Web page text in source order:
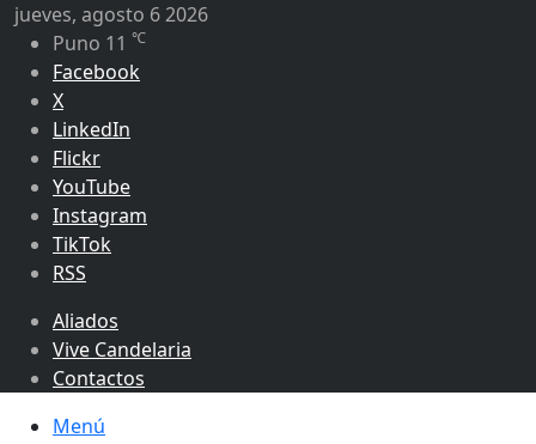
jueves, agosto 6 2026
Puno 11 ℃
Facebook
X
LinkedIn
Flickr
YouTube
Instagram
TikTok
RSS
Aliados
Vive Candelaria
Contactos
Menú